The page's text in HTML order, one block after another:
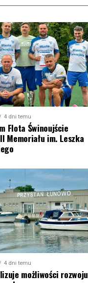
4 dni temu
Flota Świnoujście
Memoriału im. Leszka
4 dni temu
możliwości rozwoju